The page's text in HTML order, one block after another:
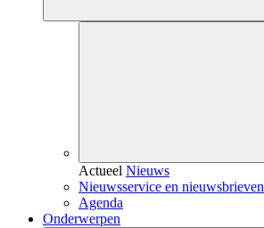
Actueel Nieuws
Nieuwsservice en nieuwsbrieven
Agenda
Onderwerpen